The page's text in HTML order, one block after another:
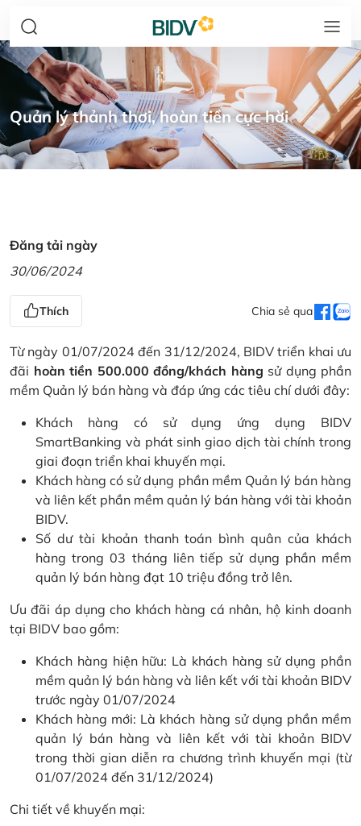
Quản lý thảnh thơi, hoàn tiền cực hời
Đăng tải ngày
30/06/2024
Thích Chia sẻ qua
Từ ngày 01/07/2024 đến 31/12/2024, BIDV triển khai ưu
đãi hoàn tiền 500.000 đồng/khách hàng sử dụng phần
mềm Quản lý bán hàng và đáp ứng các tiêu chí dưới đây:
Khách hàng có sử dụng ứng dụng BIDV
SmartBanking và phát sinh giao dịch tài chính trong
giai đoạn triển khai khuyến mại.
Khách hàng có sử dụng phần mềm Quản lý bán hàng
và liên kết phần mềm quản lý bán hàng với tài khoản
BIDV.
Số dư tài khoản thanh toán bình quân của khách
hàng trong 03 tháng liên tiếp sử dụng phần mềm
quản lý bán hàng đạt 10 triệu đồng trở lên.
Ưu đãi áp dụng cho khách hàng cá nhân, hộ kinh doanh
tại BIDV bao gồm:
Khách hàng hiện hữu: Là khách hàng sử dụng phần
mềm quản lý bán hàng và liên kết với tài khoản BIDV
trước ngày 01/07/2024
Khách hàng mới: Là khách hàng sử dụng phần mềm
quản lý bán hàng và liên kết với tài khoản BIDV
trong thời gian diễn ra chương trình khuyến mại (từ
01/07/2024 đến 31/12/2024)
Chi tiết về khuyến mại: